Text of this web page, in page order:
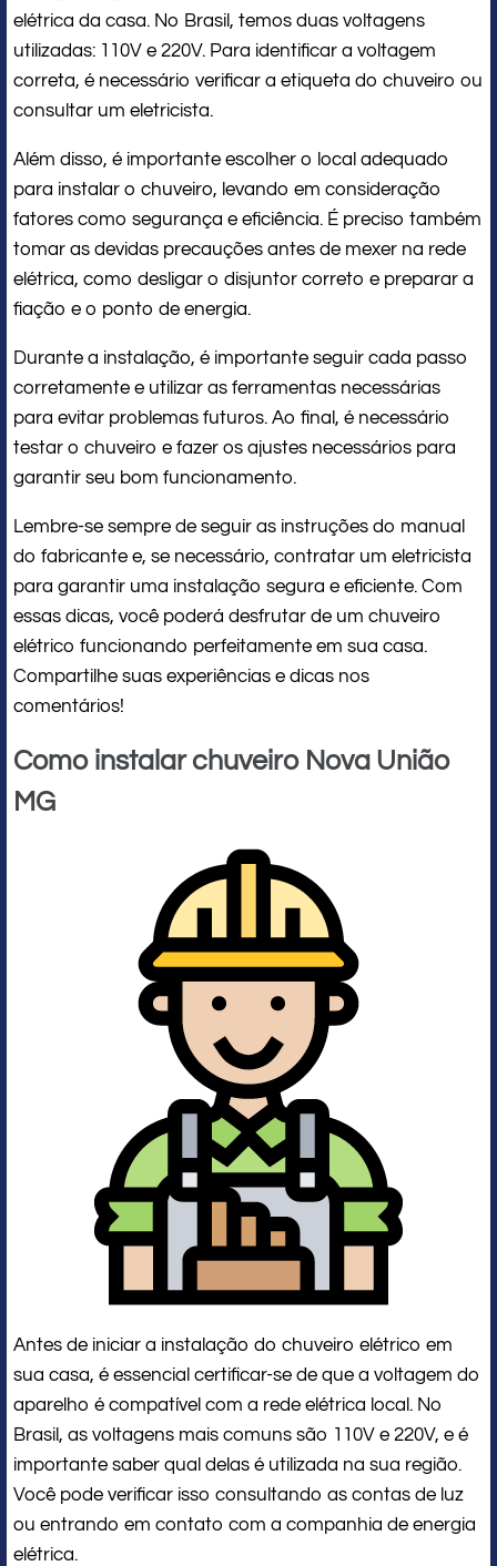
elétrica da casa. No Brasil, temos duas voltagens
utilizadas: 110V e 220V. Para identificar a voltagem
correta, é necessário verificar a etiqueta do chuveiro ou
consultar um eletricista.
Além disso, é importante escolher o local adequado
para instalar o chuveiro, levando em consideração
fatores como segurança e eficiência. É preciso também
tomar as devidas precauções antes de mexer na rede
elétrica, como desligar o disjuntor correto e preparar a
fiação e o ponto de energia.
Durante a instalação, é importante seguir cada passo
corretamente e utilizar as ferramentas necessárias
para evitar problemas futuros. Ao final, é necessário
testar o chuveiro e fazer os ajustes necessários para
garantir seu bom funcionamento.
Lembre-se sempre de seguir as instruções do manual
do fabricante e, se necessário, contratar um eletricista
para garantir uma instalação segura e eficiente. Com
essas dicas, você poderá desfrutar de um chuveiro
elétrico funcionando perfeitamente em sua casa.
Compartilhe suas experiências e dicas nos
comentários!
Como instalar chuveiro Nova União
MG
Antes de iniciar a instalação do chuveiro elétrico em
sua casa, é essencial certificar-se de que a voltagem do
aparelho é compatível com a rede elétrica local. No
Brasil, as voltagens mais comuns são 110V e 220V, e é
importante saber qual delas é utilizada na sua região.
Você pode verificar isso consultando as contas de luz
ou entrando em contato com a companhia de energia
elétrica.